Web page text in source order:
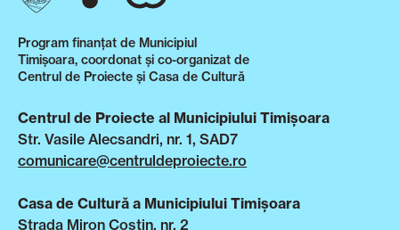
Program finanțat de Municipiul
Timișoara, coordonat și co-organizat de
Centrul de Proiecte și Casa de Cultură
Centrul de Proiecte al Municipiului Timișoara
Str. Vasile Alecsandri, nr. 1, SAD7
comunicare@centruldeproiecte.ro
Casa de Cultură a Municipiului Timișoara
Strada Miron Costin, nr. 2